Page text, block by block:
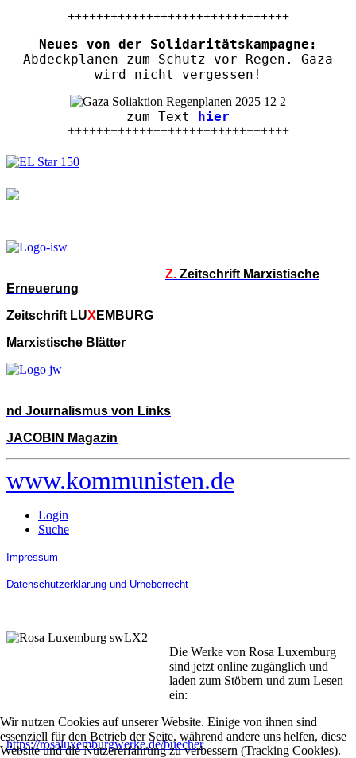
+++++++++++++++++++++++++++++++
Neues von der Solidaritätskampagne:
Abdeckplanen zum Schutz vor Regen. Gaza
wird nicht vergessen!
zum Text hier
+++++++++++++++++++++++++++++++
Z. Zeitschrift Marxistische
Erneuerung
Zeitschrift LUX EMBURG
Marxistische Blätter
nd Journalismus von Links
JACOBIN Magazin
www.kommunisten.de
Login
Suche
Impressum
Datenschutzerklärung und Urheberrecht
Die Werke von Rosa Luxemburg
sind jetzt online zugänglich und
laden zum Stöbern und zum Lesen
ein:
https://rosaluxemburgwerke.de/buecher
Wir nutzen Cookies auf unserer Website. Einige von ihnen sind
essenziell für den Betrieb der Seite, während andere uns helfen, diese
Website und die Nutzererfahrung zu verbessern (Tracking Cookies).